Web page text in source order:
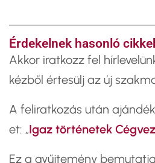
Érdekelnek hasonló
​Akkor iratkozz fel
kézből értesülj az új
A feliratkozás után
et: „Igaz történetek
Ez a gyűjtemény